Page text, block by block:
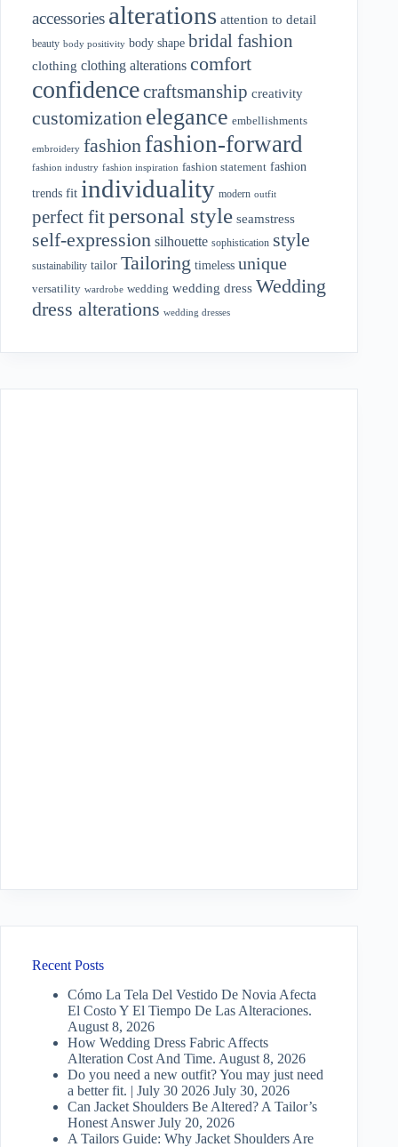
accessories alterations attention to detail
beauty body positivity body shape bridal fashion
clothing clothing alterations comfort
confidencecraftsmanship creativity
customization elegance embellishments
embroidery fashion fashion-forward
fashion industry fashion inspiration fashion statement fashion
trends fit individuality modern outfit
perfect fitpersonal style seamstress
self-expression silhouette sophistication style
sustainability tailor Tailoring timeless unique
versatility wardrobe wedding wedding dress Wedding
dress alterations wedding dresses
Recent Posts
Cómo La Tela Del Vestido De Novia Afecta
El Costo Y El Tiempo De Las Alteraciones.
August 8, 2026
How Wedding Dress Fabric Affects
Alteration Cost And Time. August 8, 2026
Do you need a new outfit? You may just need
a better fit. | July 30 2026 July 30, 2026
Can Jacket Shoulders Be Altered? A Tailor’s
Honest Answer July 20, 2026
A Tailors Guide: Why Jacket Shoulders Are